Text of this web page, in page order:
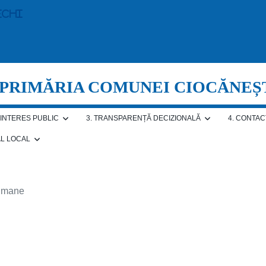
COMUNEI
PUBLIC 3. TRANSPARENȚĂ DECIZIONALĂ 4.
LOCAL